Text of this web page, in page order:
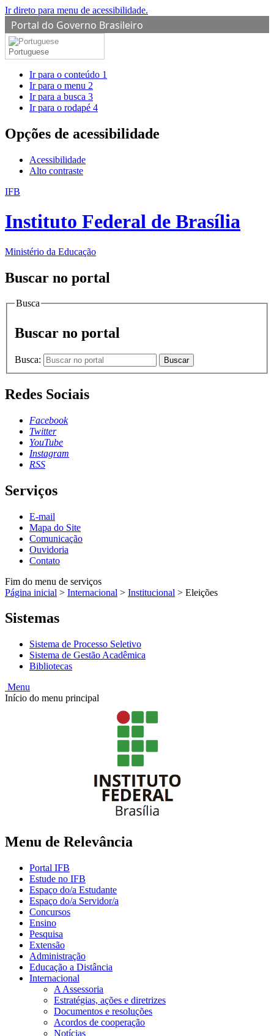
Ir direto para menu de acessibilidade.
Portal do Governo Brasileiro
Portuguese
Ir para o conteúdo 1
Ir para o menu 2
Ir para a busca 3
Ir para o rodapé 4
Opções de acessibilidade
Acessibilidade
Alto contraste
IFB
Instituto Federal de Brasília
Ministério da Educação
Buscar no portal
Busca
Buscar no portal
Busca: Buscar
Redes Sociais
Facebook
Twitter
YouTube
Instagram
RSS
Serviços
E-mail
Mapa do Site
Comunicação
Ouvidoria
Contato
Fim do menu de serviços
Página inicial > Internacional > Institucional > Eleições
Sistemas
Sistema de Processo Seletivo
Sistema de Gestão Acadêmica
Bibliotecas
Menu
Início do menu principal
Menu de Relevância
Portal IFB
Estude no IFB
Espaço do/a Estudante
Espaço do/a Servidor/a
Concursos
Ensino
Pesquisa
Extensão
Administração
Educação a Distância
Internacional
A Assessoria
Estratégias, ações e diretrizes
Documentos e resoluções
Acordos de cooperação
Notícias